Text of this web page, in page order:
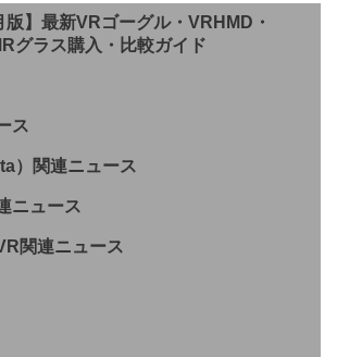
版】最新VRゴーグル・VRHMD・
グラス購入・比較ガイド
ス
）関連ニュース
ニュース
関連ニュース